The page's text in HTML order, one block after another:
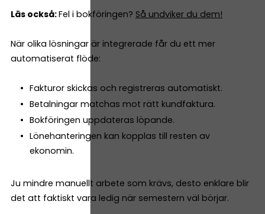
Läs också:Fel i bokföringen? Så undviker du dem!
När olika lösningar är integrerade får du ett mer
automatiserat flöde:
Fakturor skickas och registreras automatiskt.
Betalningar matchas mot rätt kundfaktura.
Bokföringen uppdateras löpande.
Lönehanteringen kan kopplas till resten av
ekonomin.
Ju mindre manuellt arbete som krävs, desto enklare blir
det att faktiskt vara ledig när semestern väl börjar.